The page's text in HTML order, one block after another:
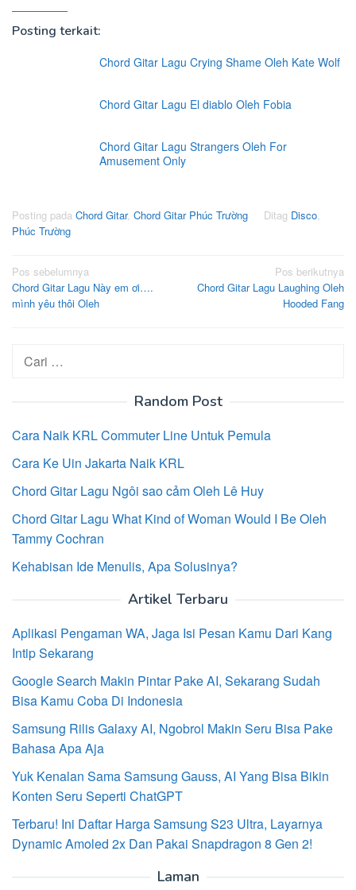
Posting terkait:
Chord Gitar Lagu Crying Shame Oleh Kate Wolf
Chord Gitar Lagu El diablo Oleh Fobia
Chord Gitar Lagu Strangers Oleh For
Amusement Only
Posting pada Chord Gitar, Chord Gitar Phúc Trường Ditag Disco,
Phúc Trường
Navigasi
pos
Pos sebelumnya
Chord Gitar Lagu Này em ơi….
mình yêu thôi Oleh
Pos berikutnya
Chord Gitar Lagu Laughing Oleh
Hooded Fang
Cari
untuk:
Random Post
Cara Naik KRL Commuter Line Untuk Pemula
Cara Ke Uin Jakarta Naik KRL
Chord Gitar Lagu Ngôi sao cảm Oleh Lê Huy
Chord Gitar Lagu What Kind of Woman Would I Be Oleh
Tammy Cochran
Kehabisan Ide Menulis, Apa Solusinya?
Artikel Terbaru
Aplikasi Pengaman WA, Jaga Isi Pesan Kamu Dari Kang
Intip Sekarang
Google Search Makin Pintar Pake AI, Sekarang Sudah
Bisa Kamu Coba Di Indonesia
Samsung Rilis Galaxy AI, Ngobrol Makin Seru Bisa Pake
Bahasa Apa Aja
Yuk Kenalan Sama Samsung Gauss, AI Yang Bisa Bikin
Konten Seru Seperti ChatGPT
Terbaru! Ini Daftar Harga Samsung S23 Ultra, Layarnya
Dynamic Amoled 2x Dan Pakai Snapdragon 8 Gen 2!
Laman